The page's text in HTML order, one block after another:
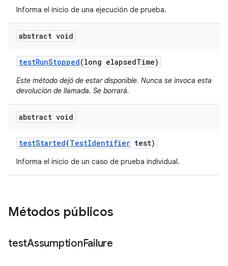
Informa el inicio de una ejecución de prueba.
abstract void
testRunStopped(long elapsedTime)
Este método dejó de estar disponible. Nunca se invoca esta
devolución de llamada. Se borrará.
abstract void
testStarted(TestIdentifier test)
Informa el inicio de un caso de prueba individual.
Métodos públicos
testAssumptionFailure